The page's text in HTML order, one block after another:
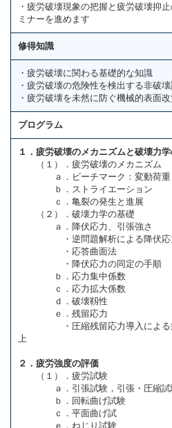
・疲労破壊現象の把握と疲労破壊抑
ミナーを進めます
修得知識
・疲労破壊に関わる基礎的な知識
・疲労破壊の危険性を検出する非破
・疲労破壊を未然に防ぐ機械的表面
プログラム
１．疲労破壊のメカニズムと破壊力
（１）．疲労破壊のメカニズム
ａ．ビーチマーク：変動荷重
ｂ．ストライエーション
ｃ．亀裂の発生と進展
（２）．破壊力学の基礎
ａ．降伏応力、引張強さ
・逆問題解析による降伏応
・応答曲面法
・降伏応力の同定の手順
ｂ．応力集中係数
ｃ．応力拡大係数
ｄ．破壊靱性
ｅ．残留応力
・圧縮残留応力導入による疲
上
２．疲労強度の評価
（１）．疲労試験
ａ．引張試験，引張・圧縮試
ｂ．回転曲げ試験
ｃ．平面曲げ試
ｅ．ねじり試験